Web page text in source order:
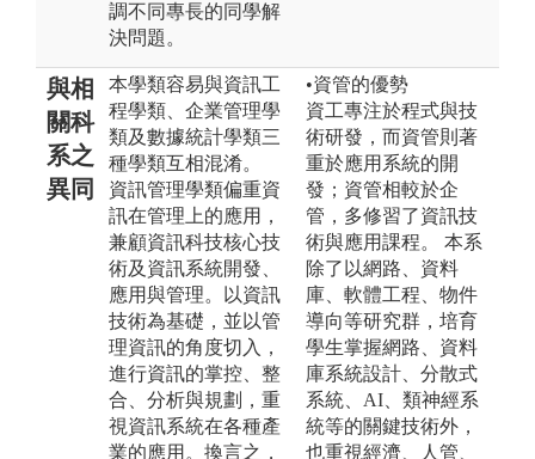
調不同專長的同學解
決問題。
與相
關科
系之
異同
本學類容易與資訊工
程學類、企業管理學
類及數據統計學類三
種學類互相混淆。
資訊管理學類偏重資
訊在管理上的應用，
兼顧資訊科技核心技
術及資訊系統開發、
應用與管理。以資訊
技術為基礎，並以管
理資訊的角度切入，
進行資訊的掌控、整
合、分析與規劃，重
視資訊系統在各種產
業的應用。換言之，
•資管的優勢
資工專注於程式與技
術研發，而資管則著
重於應用系統的開
發；資管相較於企
管，多修習了資訊技
術與應用課程。 本系
除了以網路、資料
庫、軟體工程、物件
導向等研究群，培育
學生掌握網路、資料
庫系統設計、分散式
系統、AI、類神經系
統等的關鍵技術外，
也重視經濟、人管、